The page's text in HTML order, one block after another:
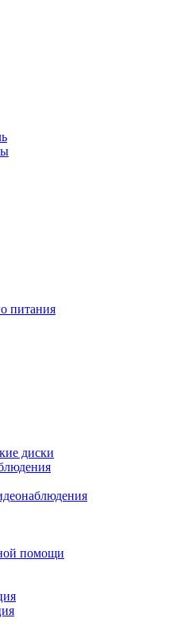
питания
диски
помощи